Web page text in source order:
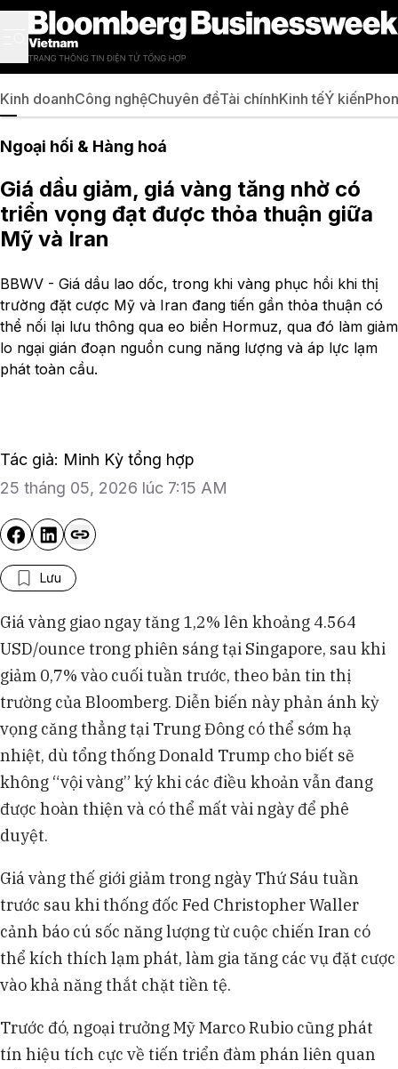
Kinh doanhCông nghệChuyên đềTài chínhKinh tếÝ kiến
Ngoại hối & Hàng hoá
Giá dầu giảm, giá vàng tăng nhờ có
triển vọng đạt được thỏa thuận giữa
Mỹ và Iran
BBWV - Giá dầu lao dốc, trong khi vàng phục hồi khi thị
trường đặt cược Mỹ và Iran đang tiến gần thỏa thuận có
thể nối lại lưu thông qua eo biển Hormuz, qua đó làm giảm
lo ngại gián đoạn nguồn cung năng lượng và áp lực lạm
phát toàn cầu.
Tác giả: Minh Kỳ tổng hợp
25 tháng 05, 2026 lúc 7:15 AM
Lưu
Giá vàng giao ngay tăng 1,2% lên khoảng 4.564
USD/ounce trong phiên sáng tại Singapore, sau khi
giảm 0,7% vào cuối tuần trước, theo bản tin thị
trường của Bloomberg. Diễn biến này phản ánh kỳ
vọng căng thẳng tại Trung Đông có thể sớm hạ
nhiệt, dù tổng thống Donald Trump cho biết sẽ
không “vội vàng” ký khi các điều khoản vẫn đang
được hoàn thiện và có thể mất vài ngày để phê
duyệt.
Giá vàng thế giới giảm trong ngày Thứ Sáu tuần
trước sau khi thống đốc Fed Christopher Waller
cảnh báo cú sốc năng lượng từ cuộc chiến Iran có
thể kích thích lạm phát, làm gia tăng các vụ đặt cược
vào khả năng thắt chặt tiền tệ.
Trước đó, ngoại trưởng Mỹ Marco Rubio cũng phát
tín hiệu tích cực về tiến triển đàm phán liên quan